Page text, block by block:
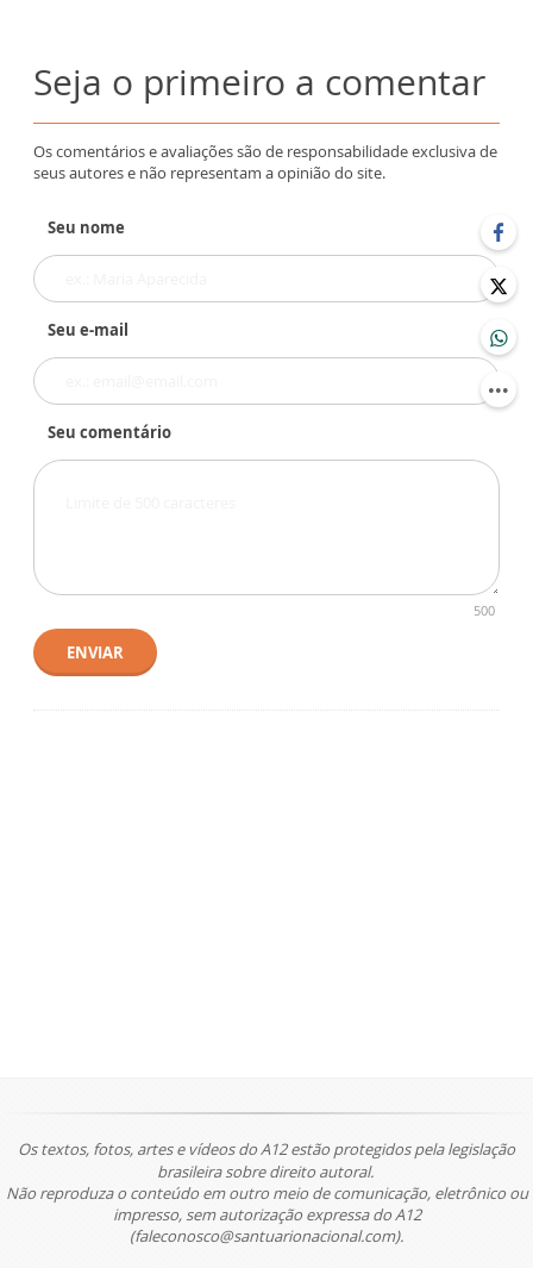
Seja o primeiro a comentar
Os comentários e avaliações são de responsabilidade exclusiva de
seus autores e não representam a opinião do site.
Seu nome
Seu e-mail
Seu comentário
500
ENVIAR
Os textos, fotos, artes e vídeos do A12 estão protegidos pela legislação
brasileira sobre direito autoral.
Não reproduza o conteúdo em outro meio de comunicação, eletrônico ou
impresso, sem autorização expressa do A12
(faleconosco@santuarionacional.com).